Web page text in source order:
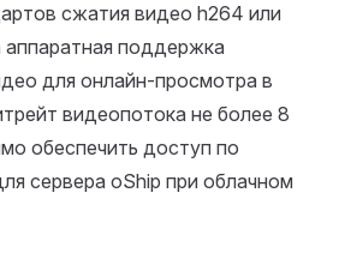
сжатия видео h264 или
поддержка
для онлайн-просмотра в
видеопотока не более 8
обеспечить доступ по
сервера oShip при облачном